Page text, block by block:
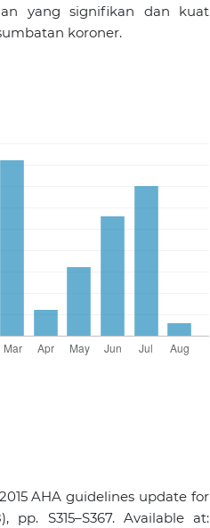
yang signifikan dan kuat
koroner.
AHA guidelines update for
pp. S315–S367. Available at: